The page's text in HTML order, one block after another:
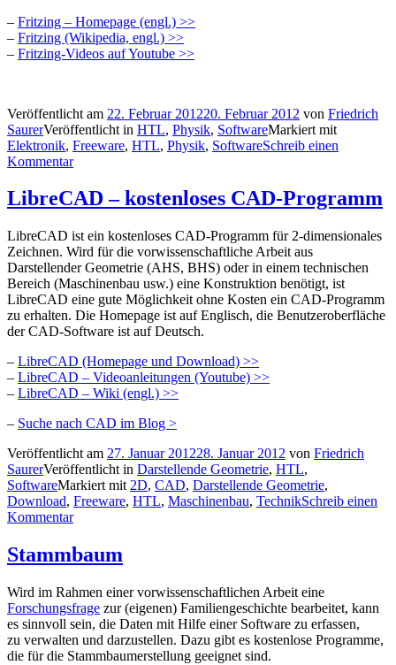
– Fritzing – Homepage (engl.) >>
– Fritzing (Wikipedia, engl.) >>
– Fritzing-Videos auf Youtube >>
Veröffentlicht am 22. Februar 201220. Februar 2012 von Friedrich
SaurerVeröffentlicht in HTL, Physik, SoftwareMarkiert mit
Elektronik, Freeware, HTL, Physik, SoftwareSchreib einen
Kommentar
LibreCAD – kostenloses CAD-Programm
LibreCAD ist ein kostenloses CAD-Programm für 2-dimensionales
Zeichnen. Wird für die vorwissenschaftliche Arbeit aus
Darstellender Geometrie (AHS, BHS) oder in einem technischen
Bereich (Maschinenbau usw.) eine Konstruktion benötigt, ist
LibreCAD eine gute Möglichkeit ohne Kosten ein CAD-Programm
zu erhalten. Die Homepage ist auf Englisch, die Benutzeroberfläche
der CAD-Software ist auf Deutsch.
– LibreCAD (Homepage und Download) >>
– LibreCAD – Videoanleitungen (Youtube) >>
– LibreCAD – Wiki (engl.) >>
– Suche nach CAD im Blog >
Veröffentlicht am 27. Januar 201228. Januar 2012 von Friedrich
SaurerVeröffentlicht in Darstellende Geometrie, HTL,
SoftwareMarkiert mit 2D, CAD, Darstellende Geometrie,
Download, Freeware, HTL, Maschinenbau, TechnikSchreib einen
Kommentar
Stammbaum
Wird im Rahmen einer vorwissenschaftlichen Arbeit eine
Forschungsfrage zur (eigenen) Familiengeschichte bearbeitet, kann
es sinnvoll sein, die Daten mit Hilfe einer Software zu erfassen,
zu verwalten und darzustellen. Dazu gibt es kostenlose Programme,
die für die Stammbaumerstellung geeignet sind.